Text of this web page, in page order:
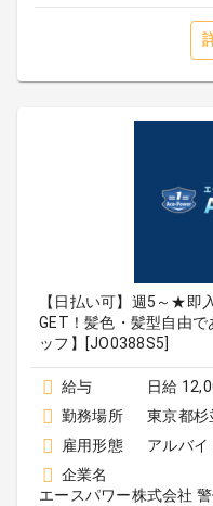
【日払い可】週5～★即
GET！髪色・髪型自由
ッフ】[JO0388S5]
給与
日給
勤務場所
東京都杉
雇用形態
アルバイ
企業名
エースパワー株式会社